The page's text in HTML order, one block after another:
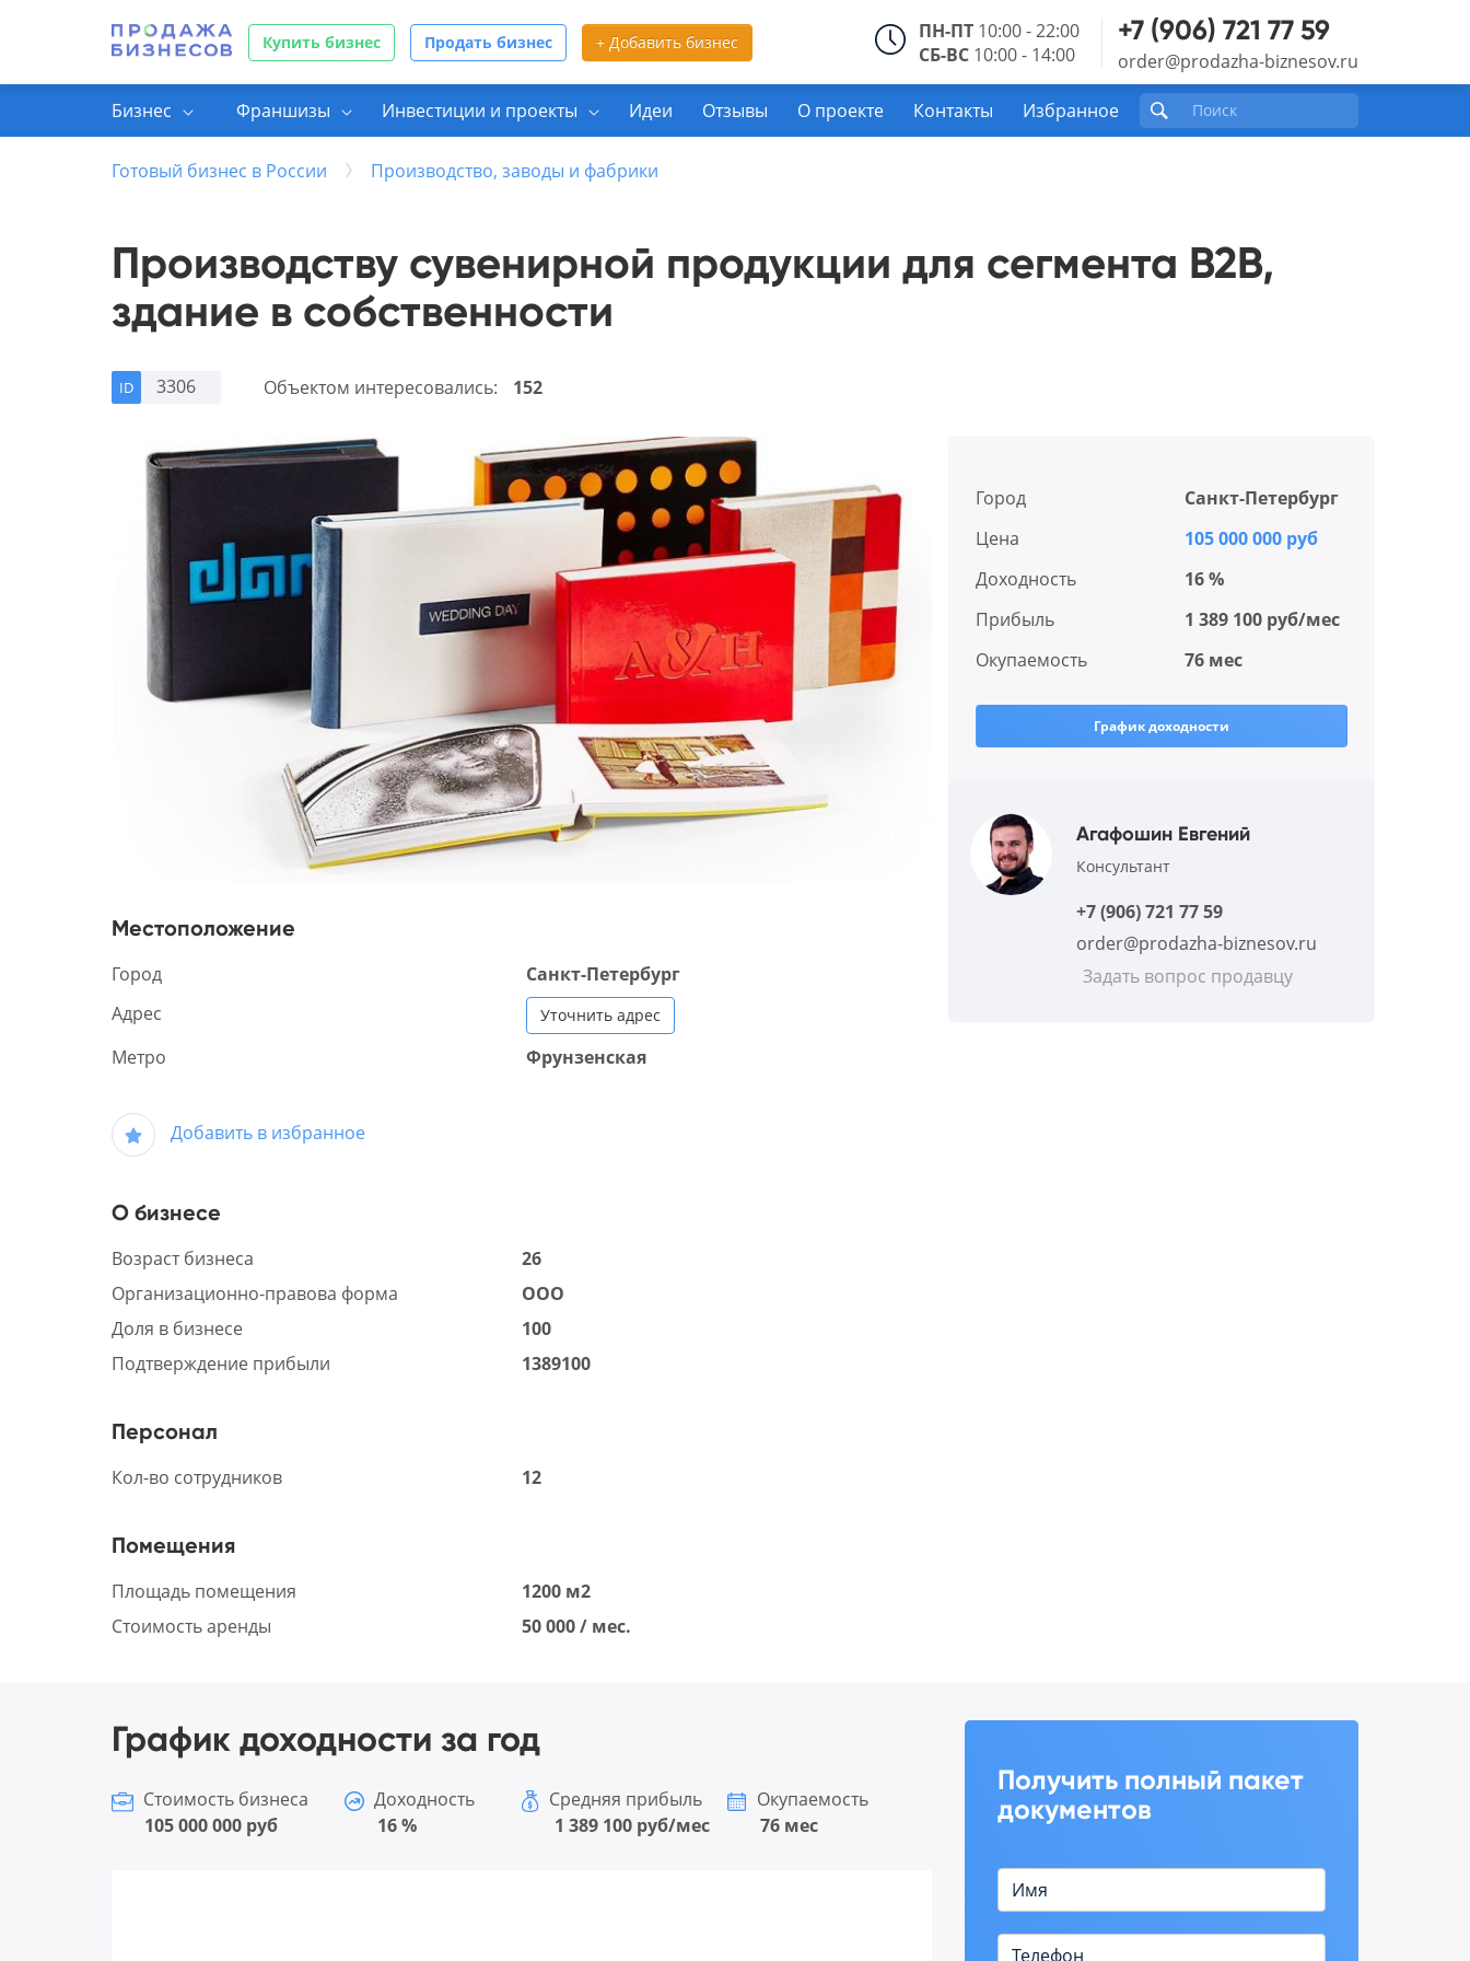
Купить бизнес Продать бизнес + Добавить бизнес ПН-ПТ 10:00 - 22:00
СБ-ВС 10:00 - 14:00
+7 (906) 721 77 59
order@prodazha-biznesov.ru
Бизнес Франшизы Инвестиции и проекты Идеи Отзывы О проекте Контакты Избранное
Готовый бизнес в России Производство, заводы и фабрики
Производству сувенирной продукции для сегмента B2B,
здание в собственности
ID 3306 Объектом интересовались: 152
Местоположение
Город
Санкт-Петербург
Адрес
Уточнить адрес
Метро Фрунзенская
Добавить в избранное
О бизнесе
Возраст бизнеса
26
Организационно-правова форма
ООО
Доля в бизнесе
100
Подтверждение прибыли
1389100
Персонал
Кол-во сотрудников 12
Помещения
Площадь помещения
1200 м2
Стоимость аренды
50 000 / мес.
Город
Санкт-Петербург
Цена
105 000 000 руб
Доходность
16 %
Прибыль
1 389 100 руб/мес
Окупаемость
76 мес
График доходности
Агафошин Евгений
Консультант
+7 (906) 721 77 59
order@prodazha-biznesov.ru
Задать вопрос продавцу
График доходности за год
Стоимость бизнеса
105 000 000 руб
Доходность
16 %
Средняя прибыль
1 389 100 руб/мес
Окупаемость
76 мес
Получить полный пакет
документов